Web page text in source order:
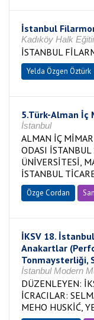
İstanbul
Kadıköy Halk
İSTANBUL
Yelda Özgen Öztürk
5.Türk-Alman İç
İstanbul
ALMAN İÇ
ODASI
ÜNİVERSİTESİ,
İSTANBUL
Özge Cordan
İKSV 18.
Anakartlar
Tonmaysterliği,
İstanbul Modern
DÜZENLEYEN:
İCRACILAR:
MEHO HUSKİĆ,